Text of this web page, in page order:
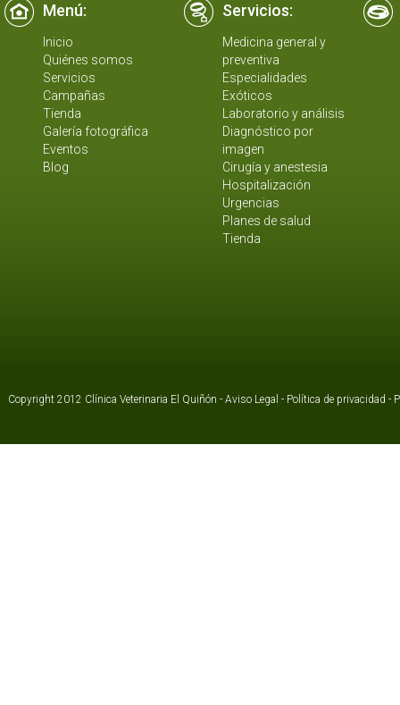
Menú: Servicios:
Inicio
Quiénes somos
Servicios
Campañas
Tienda
Galería fotográfica
Eventos
Blog
Medicina general y
preventiva
Especialidades
Exóticos
Laboratorio y análisis
Diagnóstico por
imagen
Cirugía y anestesia
Hospitalización
Urgencias
Planes de salud
Tienda
Copyright 2012 Clínica Veterinaria El Quiñón - Aviso Legal - Política de privacidad -